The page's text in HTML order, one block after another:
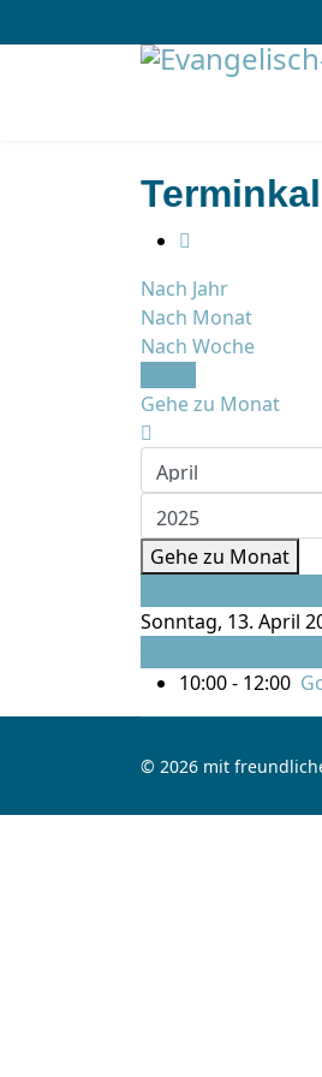
Nach Jahr
Nach Monat
Nach Woche
Gehe zu Monat
Gehe zu Monat
Sonntag, 13. April
10:00 - 12:00
© 2026 mit